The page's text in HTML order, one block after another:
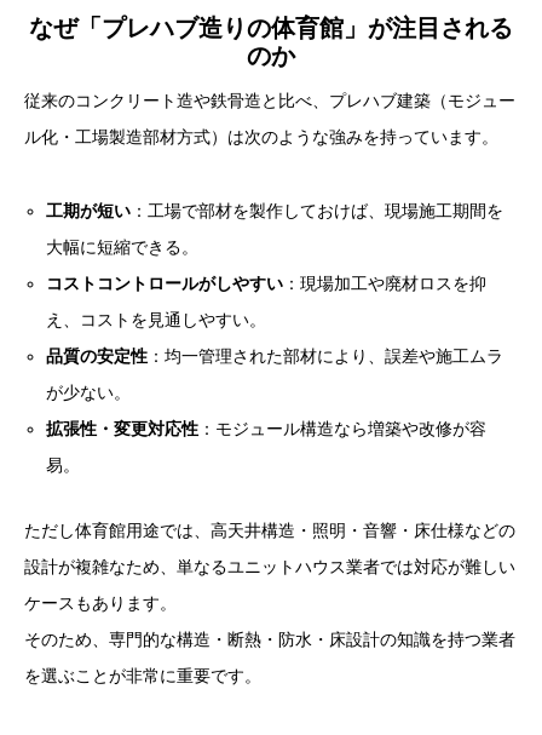
なぜ「プレハブ造りの体育館」が注目される
のか
従来のコンクリート造や鉄骨造と比べ、プレハブ建築（モジュー
ル化・工場製造部材方式）は次のような強みを持っています。
工期が短い ：工場で部材を製作しておけば、現場施工期間を
大幅に短縮できる。
コストコントロールがしやすい ：現場加工や廃材ロスを抑
え、コストを見通しやすい。
品質の安定性 ：均一管理された部材により、誤差や施工ムラ
が少ない。
拡張性・変更対応性 ：モジュール構造なら増築や改修が容
易。
ただし体育館用途では、高天井構造・照明・音響・床仕様などの
設計が複雑なため、単なるユニットハウス業者では対応が難しい
ケースもあります。
そのため、専門的な構造・断熱・防水・床設計の知識を持つ業者
を選ぶことが非常に重要です。